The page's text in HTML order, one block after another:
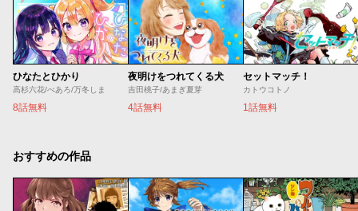
ひなたとひかり
高杉六花/べあろ/万冬しま
8話無料
夜明けをつれてくる犬
吉田桃子/あまぎ夏芽
4話無料
セットマッチ！
カトウコトノ
1話無料
おすすめの作品